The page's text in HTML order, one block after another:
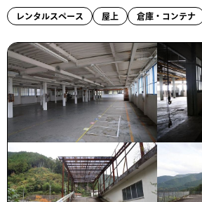
レンタルスペース 屋上 倉庫・コンテナ